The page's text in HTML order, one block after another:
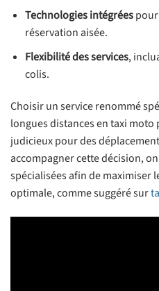
Technologies intégréespour
réservation aisée.
Flexibilité des services,
colis.
Choisir un service renommé
longues distances en taxi moto
judicieux pour des
accompagner cette décision,
spécialisées afin de maximiser
optimale, comme suggéré sur